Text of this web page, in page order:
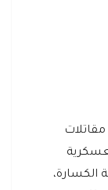
الكسارة،